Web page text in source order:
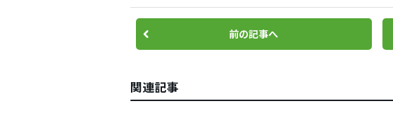
前の記事へ
関連記事